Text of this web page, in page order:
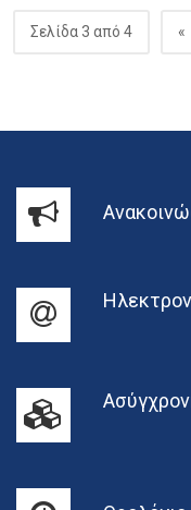
Σελίδα 3 από 4 «